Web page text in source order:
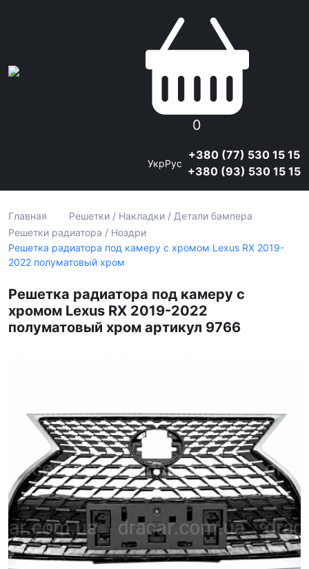
0
УкрРус
+380 (77) 530 15 15
+380 (93) 530 15 15
Главная
Решетки / Накладки / Детали бампера
Решетки радиатора / Ноздри
Решетка радиатора под камеру с хромом Lexus RX 2019-
2022 полуматовый хром
Решетка радиатора под камеру с
хромом Lexus RX 2019-2022
полуматовый хром артикул 9766